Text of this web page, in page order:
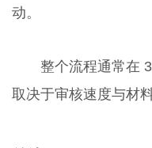
动。
整个流程通常在
取决于审核速度与材